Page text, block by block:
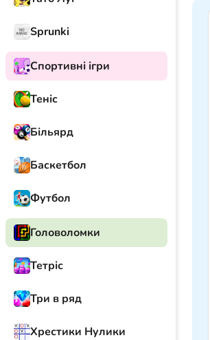
Sprunki
Спортивні ігри
Теніс
Більярд
Баскетбол
Футбол
Головоломки
Тетріс
Три в ряд
Хрестики Нулики